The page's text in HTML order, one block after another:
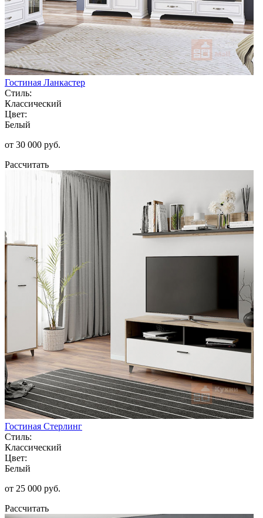
Гостиная Ланкастер
Стиль:
Классический
Цвет:
Белый
от 30 000 руб.
Рассчитать
Гостиная Стерлинг
Стиль:
Классический
Цвет:
Белый
от 25 000 руб.
Рассчитать